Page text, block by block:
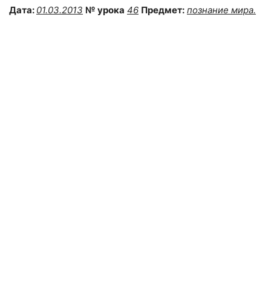
Дата: 01.03.2013 № урока 46 Предмет: познание мира.